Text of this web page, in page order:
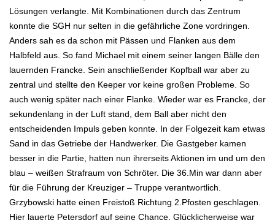
Lösungen verlangte. Mit Kombinationen durch das Zentrum
konnte die SGH nur selten in die gefährliche Zone vordringen.
Anders sah es da schon mit Pässen und Flanken aus dem
Halbfeld aus. So fand Michael mit einem seiner langen Bälle den
lauernden Francke. Sein anschließender Kopfball war aber zu
zentral und stellte den Keeper vor keine großen Probleme. So
auch wenig später nach einer Flanke. Wieder war es Francke, der
sekundenlang in der Luft stand, dem Ball aber nicht den
entscheidenden Impuls geben konnte. In der Folgezeit kam etwas
Sand in das Getriebe der Handwerker. Die Gastgeber kamen
besser in die Partie, hatten nun ihrerseits Aktionen im und um den
blau – weißen Strafraum von Schröter. Die 36.Min war dann aber
für die Führung der Kreuziger – Truppe verantwortlich.
Grzybowski hatte einen Freistoß Richtung 2.Pfosten geschlagen.
Hier lauerte Petersdorf auf seine Chance. Glücklicherweise war